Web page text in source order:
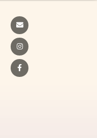
Envelope
Instagram
Facebook-
f